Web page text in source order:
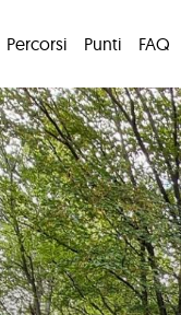
Percorsi Punti FAQ